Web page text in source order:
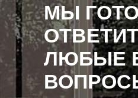
МЫ
ЛЮБЫЕ